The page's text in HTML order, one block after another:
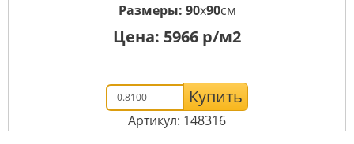
Размеры: 90x90см
Цена: 5966 р/м2
Купить
Артикул: 148316